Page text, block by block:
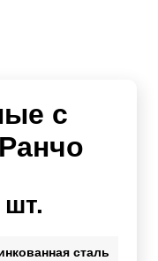
с
шт.
сталь